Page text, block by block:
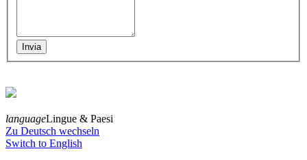
languageLingue & Paesi
Zu Deutsch wechseln
Switch to English